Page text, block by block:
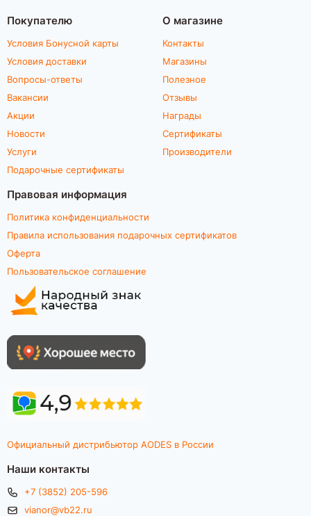
Покупателю
Условия Бонусной карты
Условия доставки
Вопросы-ответы
Вакансии
Акции
Новости
Услуги
Подарочные сертификаты
О магазине
Контакты
Магазины
Полезное
Отзывы
Награды
Сертификаты
Производители
Правовая информация
Политика конфиденциальности
Правила использования подарочных сертификатов
Оферта
Пользовательское соглашение
Официальный дистрибьютор AODES в России
Наши контакты
+7 (3852) 205-596
vianor@vb22.ru